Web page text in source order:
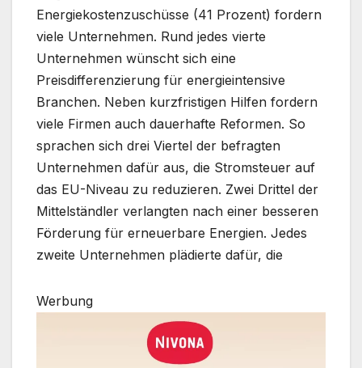
Energiekostenzuschüsse (41 Prozent) fordern
viele Unternehmen. Rund jedes vierte
Unternehmen wünscht sich eine
Preisdifferenzierung für energieintensive
Branchen. Neben kurzfristigen Hilfen fordern
viele Firmen auch dauerhafte Reformen. So
sprachen sich drei Viertel der befragten
Unternehmen dafür aus, die Stromsteuer auf
das EU-Niveau zu reduzieren. Zwei Drittel der
Mittelständler verlangten nach einer besseren
Förderung für erneuerbare Energien. Jedes
zweite Unternehmen plädierte dafür, die
Werbung